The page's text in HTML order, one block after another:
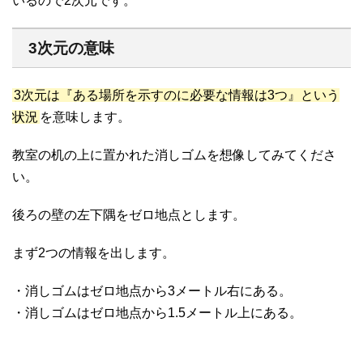
3次元の意味
3次元は『ある場所を示すのに必要な情報は3つ』という
状況 を意味します。
教室の机の上に置かれた消しゴムを想像してみてくださ
い。
後ろの壁の左下隅をゼロ地点とします。
まず2つの情報を出します。
・消しゴムはゼロ地点から3メートル右にある。
・消しゴムはゼロ地点から1.5メートル上にある。